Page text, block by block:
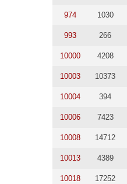
974 1030
993 266
10000 4208
10003 10373
10004 394
10006 7423
10008 14712
10013 4389
10018 17252